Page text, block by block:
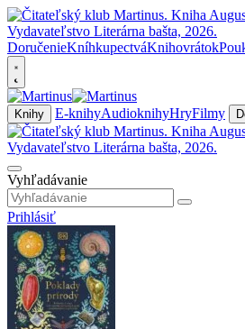
DoručenieKníhkupectváKnihovrátok
Knihy E-knihyAudioknihyHryFilmy
Vyhľadávanie
Prihlásiť